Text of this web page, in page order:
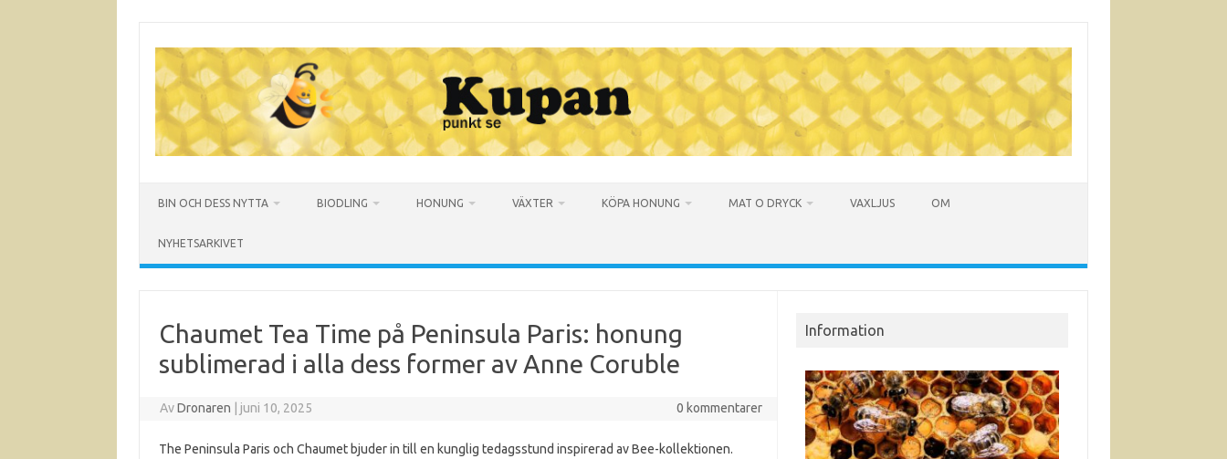
innehåll
BIN OCH DESS NYTTA BIODLING HONUNG VÄXTER KÖPA HONUNG MAT O DRYCK VAXLJUS OM
NYHETSARKIVET
Chaumet Tea Time på Peninsula Paris: honung
sublimerad i alla dess former av Anne Coruble
AvDronaren juni 10, 2025 0 kommentarer
The Peninsula Paris och Chaumet bjuder in till en kunglig tedagsstund inspirerad av Bee-kollektionen.
Information